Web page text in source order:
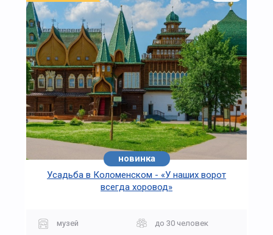
новинка
Усадьба в Коломенском - «У наших ворот
всегда хоровод»
музей
до 30 человек